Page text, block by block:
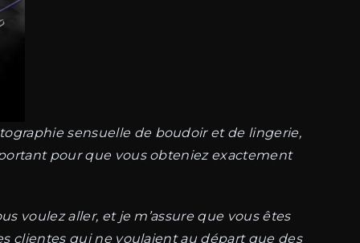
sensuelle de boudoir et de lingerie,
pour que vous obteniez exactement
voulez aller, et je m’assure que vous êtes
clientes qui ne voulaient au départ que des